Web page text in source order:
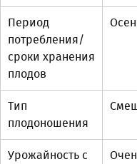
Период
потребления/
сроки хранения
плодов
Тип
плодоношения
Урожайность с